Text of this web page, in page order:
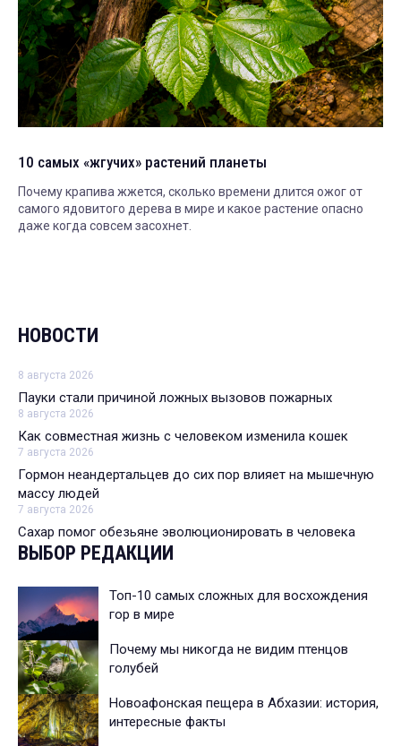
10 самых «жгучих» растений планеты
Почему крапива жжется, сколько времени длится ожог от
самого ядовитого дерева в мире и какое растение опасно
даже когда совсем засохнет.
НОВОСТИ
8 августа 2026
Пауки стали причиной ложных вызовов пожарных
8 августа 2026
Как совместная жизнь с человеком изменила кошек
7 августа 2026
Гормон неандертальцев до сих пор влияет на мышечную
массу людей
7 августа 2026
Сахар помог обезьяне эволюционировать в человека
ВЫБОР РЕДАКЦИИ
Топ-10 самых сложных для восхождения
гор в мире
Почему мы никогда не видим птенцов
голубей
Новоафонская пещера в Абхазии: история,
интересные факты